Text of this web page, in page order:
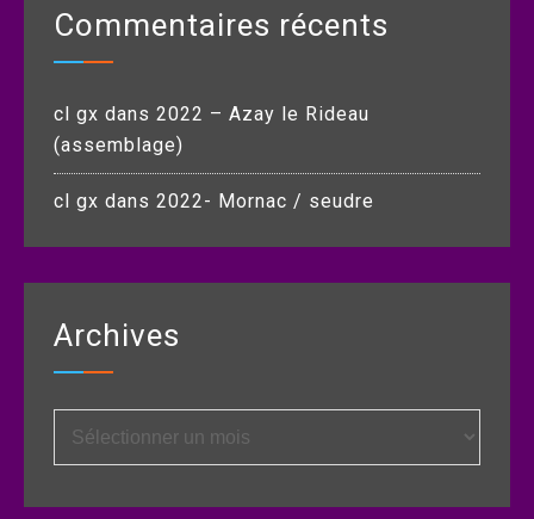
Commentaires récents
cl gx dans 2022 – Azay le Rideau
(assemblage)
cl gx dans 2022- Mornac / seudre
Archives